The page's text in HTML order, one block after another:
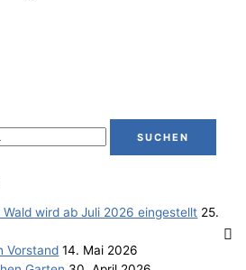
wird ab Juli 2026 eingestellt 25.
Vorstand 14. Mai 2026